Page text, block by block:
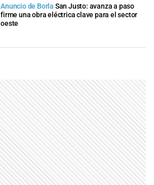
Anuncio de Borla San Justo: avanza a paso
firme una obra eléctrica clave para el sector
oeste